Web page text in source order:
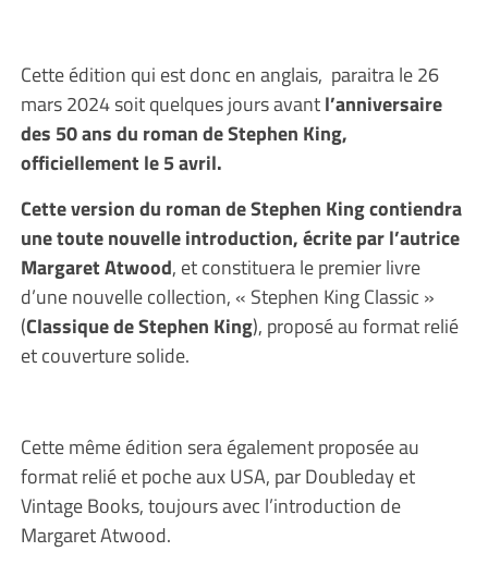
Cette édition qui est donc en anglais, paraitra le 26
mars 2024 soit quelques jours avantl’anniversaire
des 50 ans du roman de Stephen King,
officiellement le 5 avril.
Cette version du roman de Stephen King contiendra
une toute nouvelle introduction, écrite par l’autrice
Margaret Atwood, et constituera le premier livre
d’une nouvelle collection, « Stephen King Classic »
(Classique de Stephen King), proposé au format relié
et couverture solide.
Cette même édition sera également proposée au
format relié et poche aux USA, par Doubleday et
Vintage Books, toujours avec l’introduction de
Margaret Atwood.